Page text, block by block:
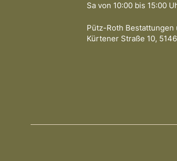
Sa von 10:00 bis 15:00
Pütz-Roth
Kürtener Straße 10,